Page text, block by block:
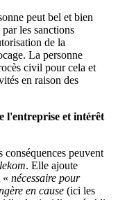
peut bel et bien
les sanctions
de la
La personne
civil pour cela et
en raison des
l'entreprise et intérêt
peuvent
. Elle ajoute
« nécessaire pour
en cause (ici les